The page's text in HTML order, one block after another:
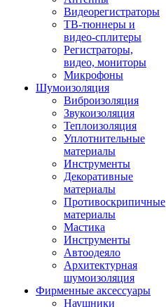
Видеорегистраторы
ТВ-тюннеры и
видео-сплитеры
Регистраторы,
видео, мониторы
Микрофоны
Шумоизоляция
Виброизоляция
Звукоизоляция
Теплоизоляция
Уплотнительные
материалы
Инструменты
Декоративные
материалы
Противоскрипичные
материалы
Мастика
Инструменты
Автоодеяло
Архитектурная
шумоизоляция
Фирменные аксессуары
Наушники